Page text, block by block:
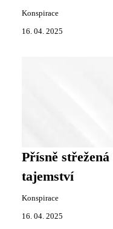
Konspirace
16. 04. 2025
Přísně
tajemství
Konspirace
16. 04. 2025